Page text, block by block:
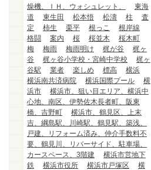
燥機、ＩＨ、ウォシュレット、
東海
道
東生田 松本悟 松濤 柱
査
定
柿生 栗平 根っこ
根岸線
格闘
案内 桜 桜並木
桜木町
梅
梅雨 梅雨明け 梶が谷
梶ヶ
谷
梶ヶ谷小学校・宮崎中学校
梶ヶ
谷駅
業者 楽しめ 標高
横浜
横浜南共済病院
横浜国際プール
横
浜市
横浜市、狙い目エリア、横浜中
心地、南区、伊勢佐木長者町、阪東
橋、吉野町
横浜市、鶴見区、上末
吉、綱島駅、川崎駅、鶴見駅、築浅、
戸建、リフォーム済み、仲介手数料不
要、鶴見川、リバーサイド、駐車場、
カースペース、3階建
横浜市営地下
鉄
横浜市役所 横浜市戸塚区
横